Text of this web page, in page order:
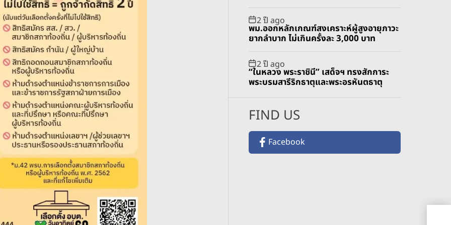
2 ปี ago
พม.ออกหลักเกณฑ์สงเคราะห์ผู้สูงอายุภาวะ
ยากลำบาก ไม่เกินครั้งละ 3,000 บาท
2 ปี ago
“ในหลวง พระราชินี” เสด็จฯ ทรงสักการะ
พระบรมสารีริกธาตุและพระอรหันตธาตุ
FIND US
Facebook